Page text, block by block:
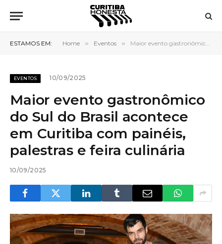
ESTAMOS EM: Home » Eventos » Maior evento gastronômico do Sul do Brasil acontece em Curitiba com painéis, palestras e feira culinária
EVENTOS 10/09/2025
Maior evento gastronômico
do Sul do Brasil acontece
em Curitiba com painéis,
palestras e feira culinária
10/09/2025